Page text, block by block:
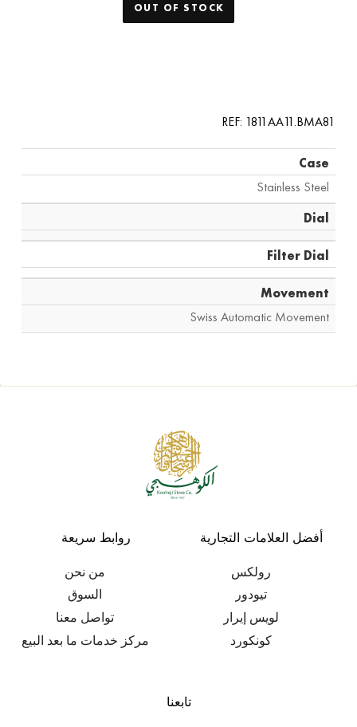
OUT OF STOCK
REF: 1811AA11.BMA81
Case
Stainless Steel
Dial
Filter Dial
Movement
Swiss Automatic Movement
أفضل العلامات التجارية
رولكس
تيودور
لويس إيرار
كونكورد
روابط سريعة
من نحن
السوق
تواصل معنا
مركز خدمات ما بعد البيع
تابعنا